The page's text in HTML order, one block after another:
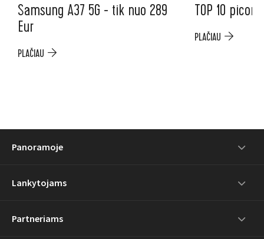
Samsung A37 5G - tik nuo 289
Eur
PLAČIAU
TOP 10
PLAČIAU
Panoramoje
Lankytojams
Partneriams